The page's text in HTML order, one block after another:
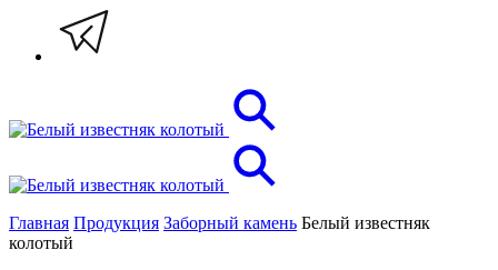
Главная Продукция Заборный камень Белый известняк
колотый